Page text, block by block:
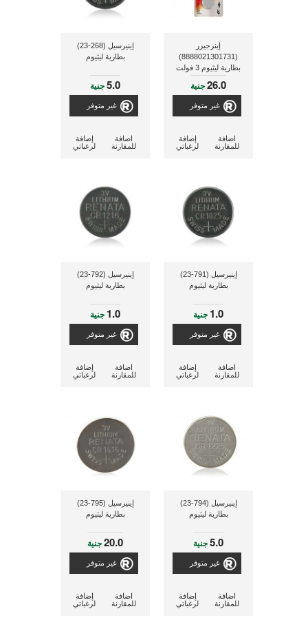
إينرجيزر
(8888021301731)
بطارية ليثيوم 3 فولت
مستديرة الشكل
26.0جنية
غير متوفر
إضافة
لرغباتي
اضافة
للمقارنة
إينيرسيل (268-23)
بطارية ليثيوم
5.0جنية
غير متوفر
إضافة
لرغباتي
اضافة
للمقارنة
إينيرسيل (791-23)
بطارية ليثيوم
1.0 جنية
غير متوفر
إضافة
لرغباتي
اضافة
للمقارنة
إينيرسيل (792-23)
بطارية ليثيوم
1.0 جنية
غير متوفر
إضافة
لرغباتي
اضافة
للمقارنة
إينيرسيل (794-23)
بطارية ليثيوم
5.0جنية
غير متوفر
إضافة
لرغباتي
اضافة
للمقارنة
إينيرسيل (795-23)
بطارية ليثيوم
20.0جنية
غير متوفر
إضافة
لرغباتي
اضافة
للمقارنة